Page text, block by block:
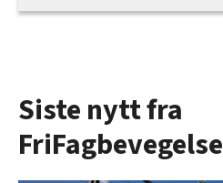
Siste nytt fra
FriFagbevegelse